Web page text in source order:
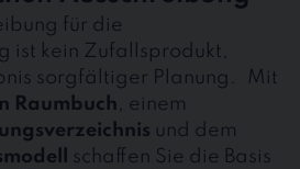
für die
ist kein Zufallsprodukt,
sorgfältiger Planung. Mit
Raumbuch, einem
und dem
schaffen Sie die Basis